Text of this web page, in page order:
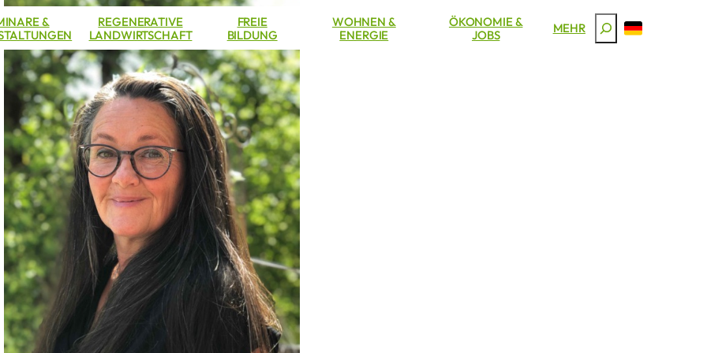
&
REGENERATIVE
LANDWIRTSCHAFT
FREIE
BILDUNG
WOHNEN &
ENERGIE
ÖKONOMIE &
JOBS
MEHR Suchen